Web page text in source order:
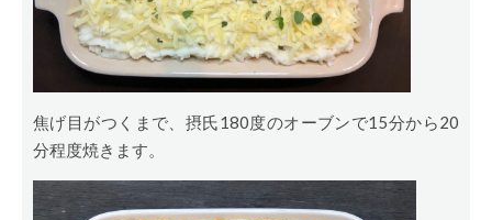
焦げ目がつくまで、摂氏180度のオーブンで15分から20
分程度焼きます。